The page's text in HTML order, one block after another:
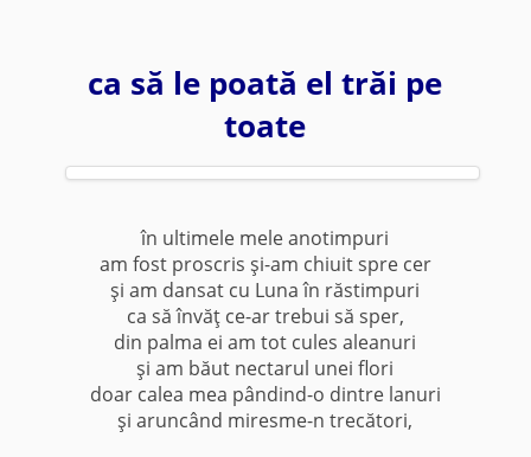
ca să le poată el trăi pe
toate
în ultimele mele anotimpuri
am fost proscris şi-am chiuit spre cer
şi am dansat cu Luna în răstimpuri
ca să învăţ ce-ar trebui să sper,
din palma ei am tot cules aleanuri
şi am băut nectarul unei flori
doar calea mea pândind-o dintre lanuri
şi aruncând miresme-n trecători,